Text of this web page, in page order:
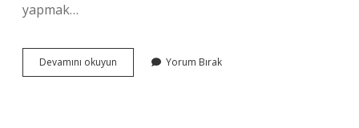
yapmak…
Devamını okuyun
Yaş
Yorum Bırak